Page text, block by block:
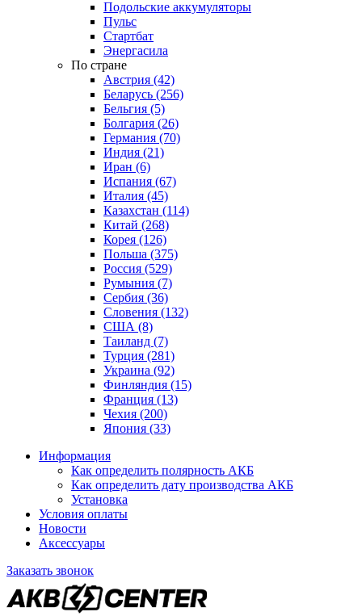
Подольские аккумуляторы
Пульс
Стартбат
Энергасила
По стране
Австрия (42)
Беларусь (256)
Бельгия (5)
Болгария (26)
Германия (70)
Индия (21)
Иран (6)
Испания (67)
Италия (45)
Казахстан (114)
Китай (268)
Корея (126)
Польша (375)
Россия (529)
Румыния (7)
Сербия (36)
Словения (132)
США (8)
Таиланд (7)
Турция (281)
Украина (92)
Финляндия (15)
Франция (13)
Чехия (200)
Япония (33)
Информация
Как определить полярность АКБ
Как определить дату производства АКБ
Установка
Условия оплаты
Новости
Аксессуары
Заказать звонок